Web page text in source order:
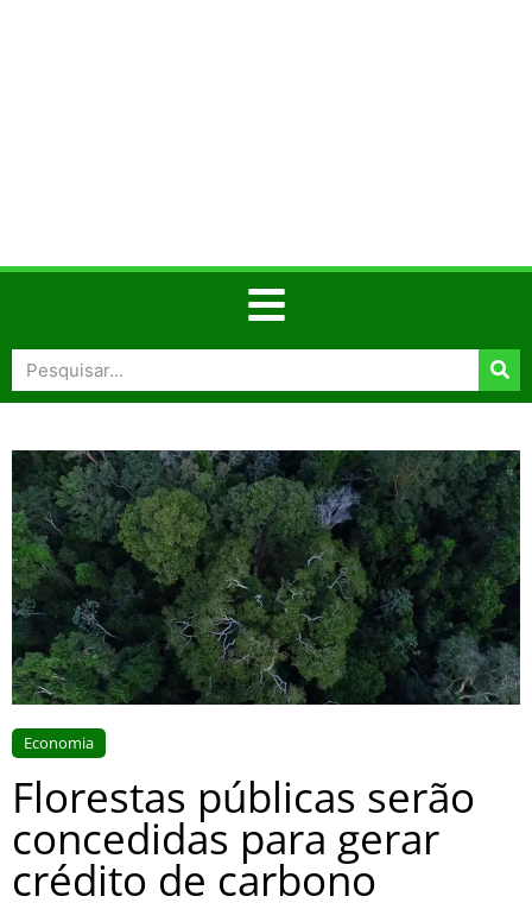
Economia
Florestas públicas serão
concedidas para gerar
crédito de carbono